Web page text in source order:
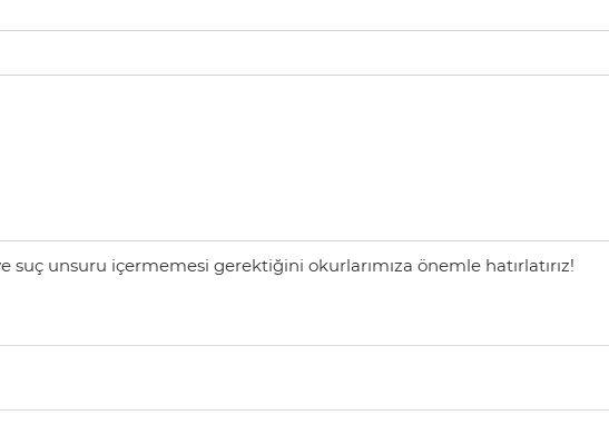
unsuru içermemesi gerektiğini okurlarımıza önemle hatırlatırız!